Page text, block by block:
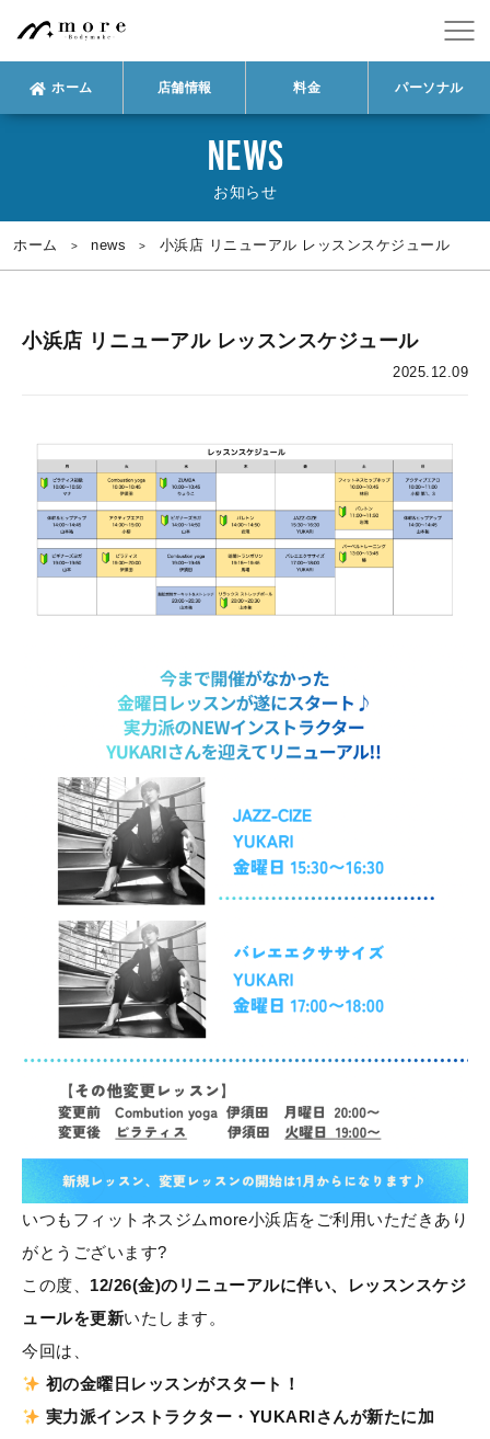
ホーム 店舗情報 料金 パーソナル
NEWS
お知らせ
ホーム news 小浜店 リニューアル レッスンスケジュール
小浜店 リニューアル レッスンスケジュール
2025.12.09
いつもフィットネスジムmore小浜店をご利用いただきあり
がとうございます?
この度、 12/26(金)のリニューアルに伴い、レッスンスケジ
ュールを更新いたします。
今回は、
初の金曜日レッスンがスタート！
実力派インストラクター・YUKARIさんが新たに加